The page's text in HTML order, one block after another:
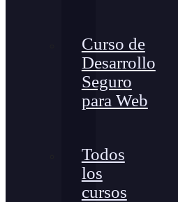
Curso de
Desarrollo
Seguro
para Web
Todos
los
cursos